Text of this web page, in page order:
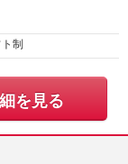
制
を見る